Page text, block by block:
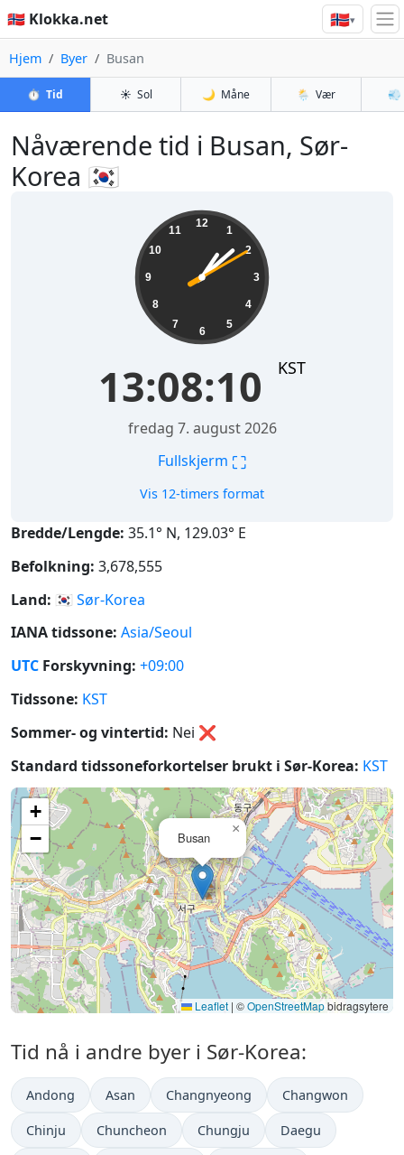
🇳🇴 Klokka.net 🇳🇴▾
Hjem Byer Busan
⏱️ Tid ☀️ Sol 🌙 Måne 🌦️ Vær 💨
Nåværende tid i Busan, Sør-
Korea 🇰🇷
12
1
2
3
4
5
6
7
8
9
10
11
13:08:11 KST
fredag 7. august 2026
Fullskjerm ⛶
Vis 12-timers format
Bredde/Lengde: 35.1° N, 129.03° E
Befolkning: 3,678,555
Land: 🇰🇷 Sør-Korea
IANA tidssone: Asia/Seoul
UTC Forskyvning: +09:00
Tidssone: KST
Sommer- og vintertid: Nei ❌
Standard tidssoneforkortelser brukt i Sør-Korea: KST
Busan
×
+
−
Leaflet | ©OpenStreetMapbidragsytere
Tid nå i andre byer i Sør-Korea:
Andong Asan Changnyeong Changwon
Chinju Chuncheon Chungju Daegu